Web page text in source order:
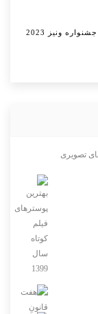
ونیز 2023
تصویری